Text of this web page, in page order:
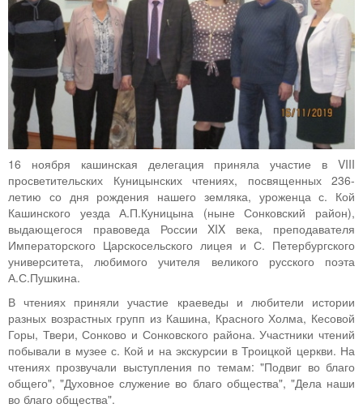
16 ноября кашинская делегация приняла участие в VIII
просветительских Куницынских чтениях, посвященных 236-
летию со дня рождения нашего земляка, уроженца с. Кой
Кашинского уезда А.П.Куницына (ныне Сонковский район),
выдающегося правоведа России XIX века, преподавателя
Императорского Царскосельского лицея и С. Петербургского
университета, любимого учителя великого русского поэта
А.С.Пушкина.
В чтениях приняли участие краеведы и любители истории
разных возрастных групп из Кашина, Красного Холма, Кесовой
Горы, Твери, Сонково и Сонковского района. Участники чтений
побывали в музее с. Кой и на экскурсии в Троицкой церкви. На
чтениях прозвучали выступления по темам: "Подвиг во благо
общего", "Духовное служение во благо общества", "Дела наши
во благо общества".